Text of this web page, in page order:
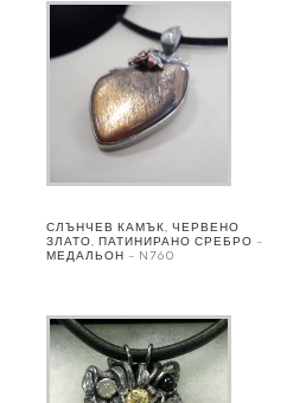
СЛЪНЧЕВ КАМЪК, ЧЕРВЕНО
ЗЛАТО, ПАТИНИРАНО СРЕБРО –
МЕДАЛЬОН – N760